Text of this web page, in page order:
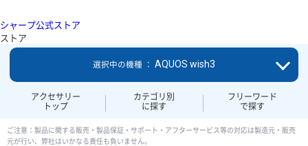
シャープ公式ストア
ストア
アクセサリー
トップ
カテゴリ別
に探す
フリーワード
で探す
選択中の機種 ： AQUOS wish3
ご注意：製品に関する販売・製品保証・サポート・アフターサービス等の対応は製造元・販売
元が行い、弊社はいかなる責任も負いません。